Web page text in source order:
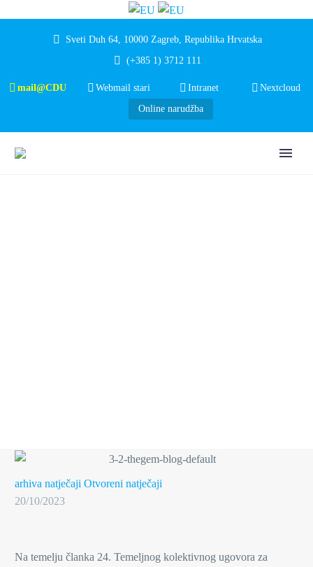
Sveti Duh 64, 10000 Zagreb, Republika Hrvatska
(+385 1) 3712 111
mail@CDU Webmail stari Intranet
Nextcloud
Online narudžba
arhiva natječaji Otvoreni natječaji
20/10/2023
Na temelju članka 24. Temeljnog kolektivnog ugovora za